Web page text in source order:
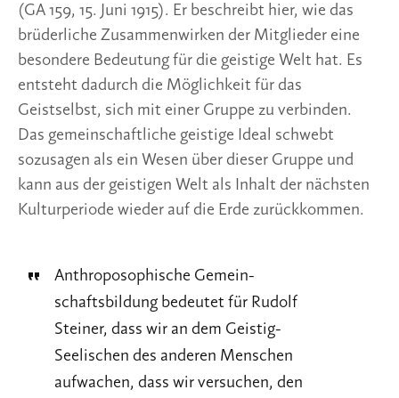
(GA 159, 15. Juni 1915). Er beschreibt hier, wie das
brüderliche Zusammenwirken der Mitglieder eine
besondere Bedeutung für die geistige Welt hat. Es
entsteht dadurch die Möglichkeit für das
Geistselbst, sich mit einer Gruppe zu verbinden.
Das gemeinschaftliche geistige Ideal schwebt
sozusagen als ein Wesen über dieser Gruppe und
kann aus der geistigen Welt als Inhalt der nächsten
Kulturperiode wieder auf die Erde zurückkommen.
Anthroposophi­sche Gemein­
schaftsbildung bedeutet für Rudolf
Steiner, dass wir an dem Geistig-
Seelischen des anderen Menschen
aufwachen, dass wir versuchen, den